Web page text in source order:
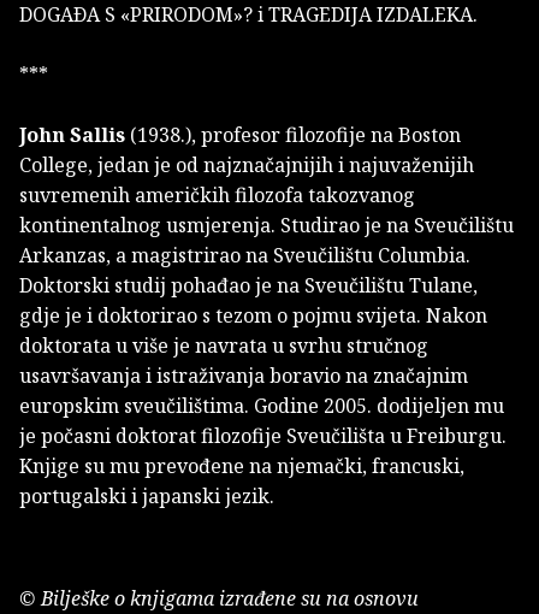
DOGAÐA S «PRIRODOM»? i TRAGEDIJA IZDALEKA.
***
John Sallis (1938.), profesor filozofije na Boston
College, jedan je od najznačajnijih i najuvaženijih
suvremenih američkih filozofa takozvanog
kontinentalnog usmjerenja. Studirao je na Sveučilištu
Arkanzas, a magistrirao na Sveučilištu Columbia.
Doktorski studij pohađao je na Sveučilištu Tulane,
gdje je i doktorirao s tezom o pojmu svijeta. Nakon
doktorata u više je navrata u svrhu stručnog
usavršavanja i istraživanja boravio na značajnim
europskim sveučilištima. Godine 2005. dodijeljen mu
je počasni doktorat filozofije Sveučilišta u Freiburgu.
Knjige su mu prevođene na njemački, francuski,
portugalski i japanski jezik.
© Bilješke o knjigama izrađene su na osnovu